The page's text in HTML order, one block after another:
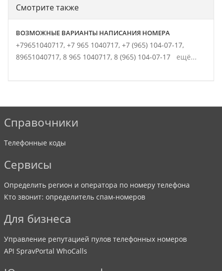
Смотрите также
ВОЗМОЖНЫЕ ВАРИАНТЫ НАПИСАНИЯ НОМЕРА
+79651040717, +7 965 1040717, +7 (965) 104-07-17,
89651040717, 8 965 1040717, 8 (965) 104-07-17 ещё...
Справочники
Телефонные коды
Сервисы
Определить регион и оператора по номеру телефона
Кто звонит: определитель спам-номеров
Для бизнеса
Управление репутацией пулов телефонных номеров
API SpravPortal WhoCalls